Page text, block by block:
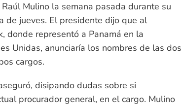
Mulino la semana pasada durante su
de jueves. El presidente dijo que al
donde representó a Panamá en la
Unidas, anunciaría los nombres de las dos
cargos.
disipando dudas sobre si
procurador general, en el cargo. Mulino